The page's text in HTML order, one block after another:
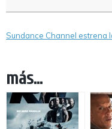
Sundance Channel estrena
más...